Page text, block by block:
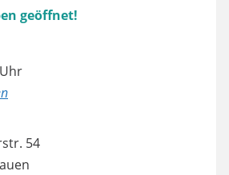
geöffnet!
54